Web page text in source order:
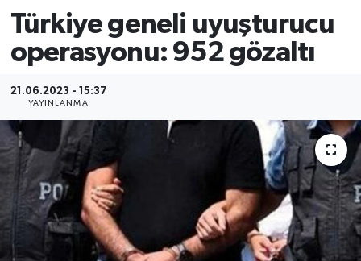
Türkiye geneli uyuşturucu
operasyonu: 952 gözaltı
21.06.2023 - 15:37
YAYINLANMA
Ekonomi
Eğitim
Bilim & Teknoloji
Dünya
RESMİ İLANLAR
Van Trafik Yoğunluk Haritası
Tüm Manşetler
Son Dakika Haberleri
Haber Arşivi